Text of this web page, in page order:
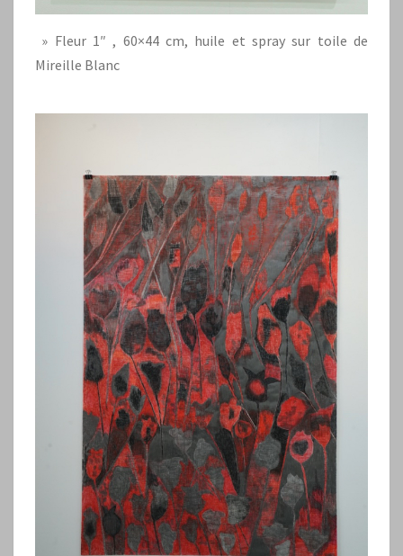
» Fleur 1″ , 60×44 cm, huile et spray sur toile de
Mireille Blanc